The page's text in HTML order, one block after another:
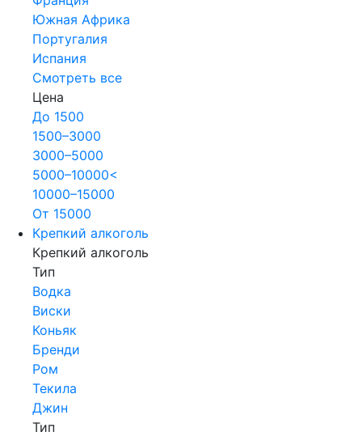
Южная Африка
Португалия
Испания
Смотреть все
Цена
До 1500
1500–3000
3000–5000
5000–10000<
10000–15000
От 15000
Крепкий алкоголь
Крепкий алкоголь
Тип
Водка
Виски
Коньяк
Бренди
Ром
Текила
Джин
Тип